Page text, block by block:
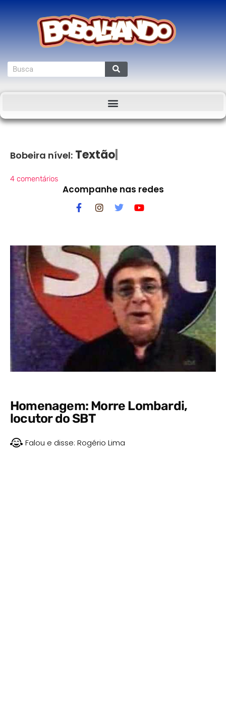
Bobeira nível:
4 comentários
Acompanhe nas redes
Homenagem: Morre Lombardi,
locutor do SBT
Falou e disse: Rogério Lima